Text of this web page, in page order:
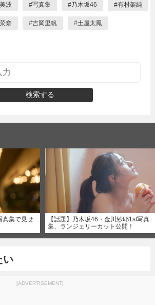
波 #写真集 #乃木坂46 #有村架純
奈 #吉岡里帆 #土屋太鳳
検索する
真集で見せ
【話題】乃木坂46・金川紗耶1st写真
集、ランジェリーカット公開！
い
[ADVERTISEMENT]